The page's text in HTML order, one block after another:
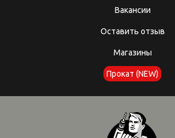
Вакансии
Оставить отзыв
Магазины
Прокат (NEW)